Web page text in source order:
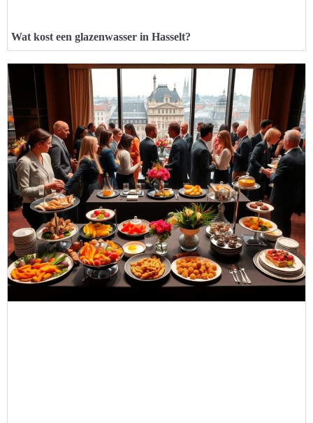
Wat kost een glazenwasser in Hasselt?